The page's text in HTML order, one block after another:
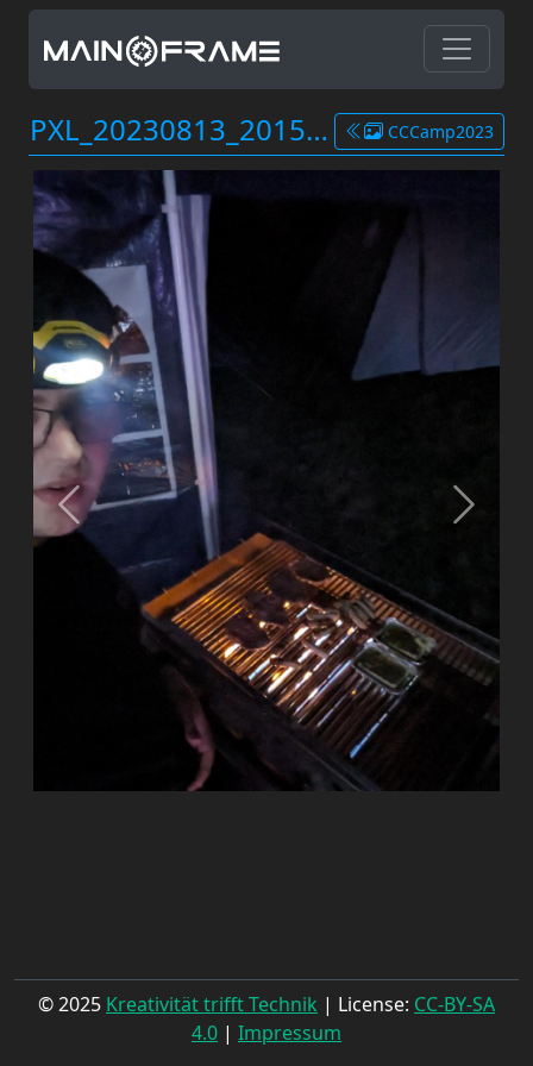
PXL_20230813_201539669.MP.jpg CCCamp2023
© 2025 Kreativität trifft Technik | License: CC-BY-SA
4.0 | Impressum